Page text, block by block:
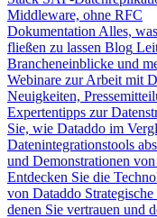
Middleware, ohne RFC
Dokumentation Alles,
fließen zu lassen Blog
Brancheneinblicke und
Webinare zur Arbeit mit
Neuigkeiten,
Expertentipps zur
Sie, wie Dataddo im
Datenintegrationstools
und Demonstrationen
Entdecken Sie die
von Dataddo
denen Sie vertrauen und